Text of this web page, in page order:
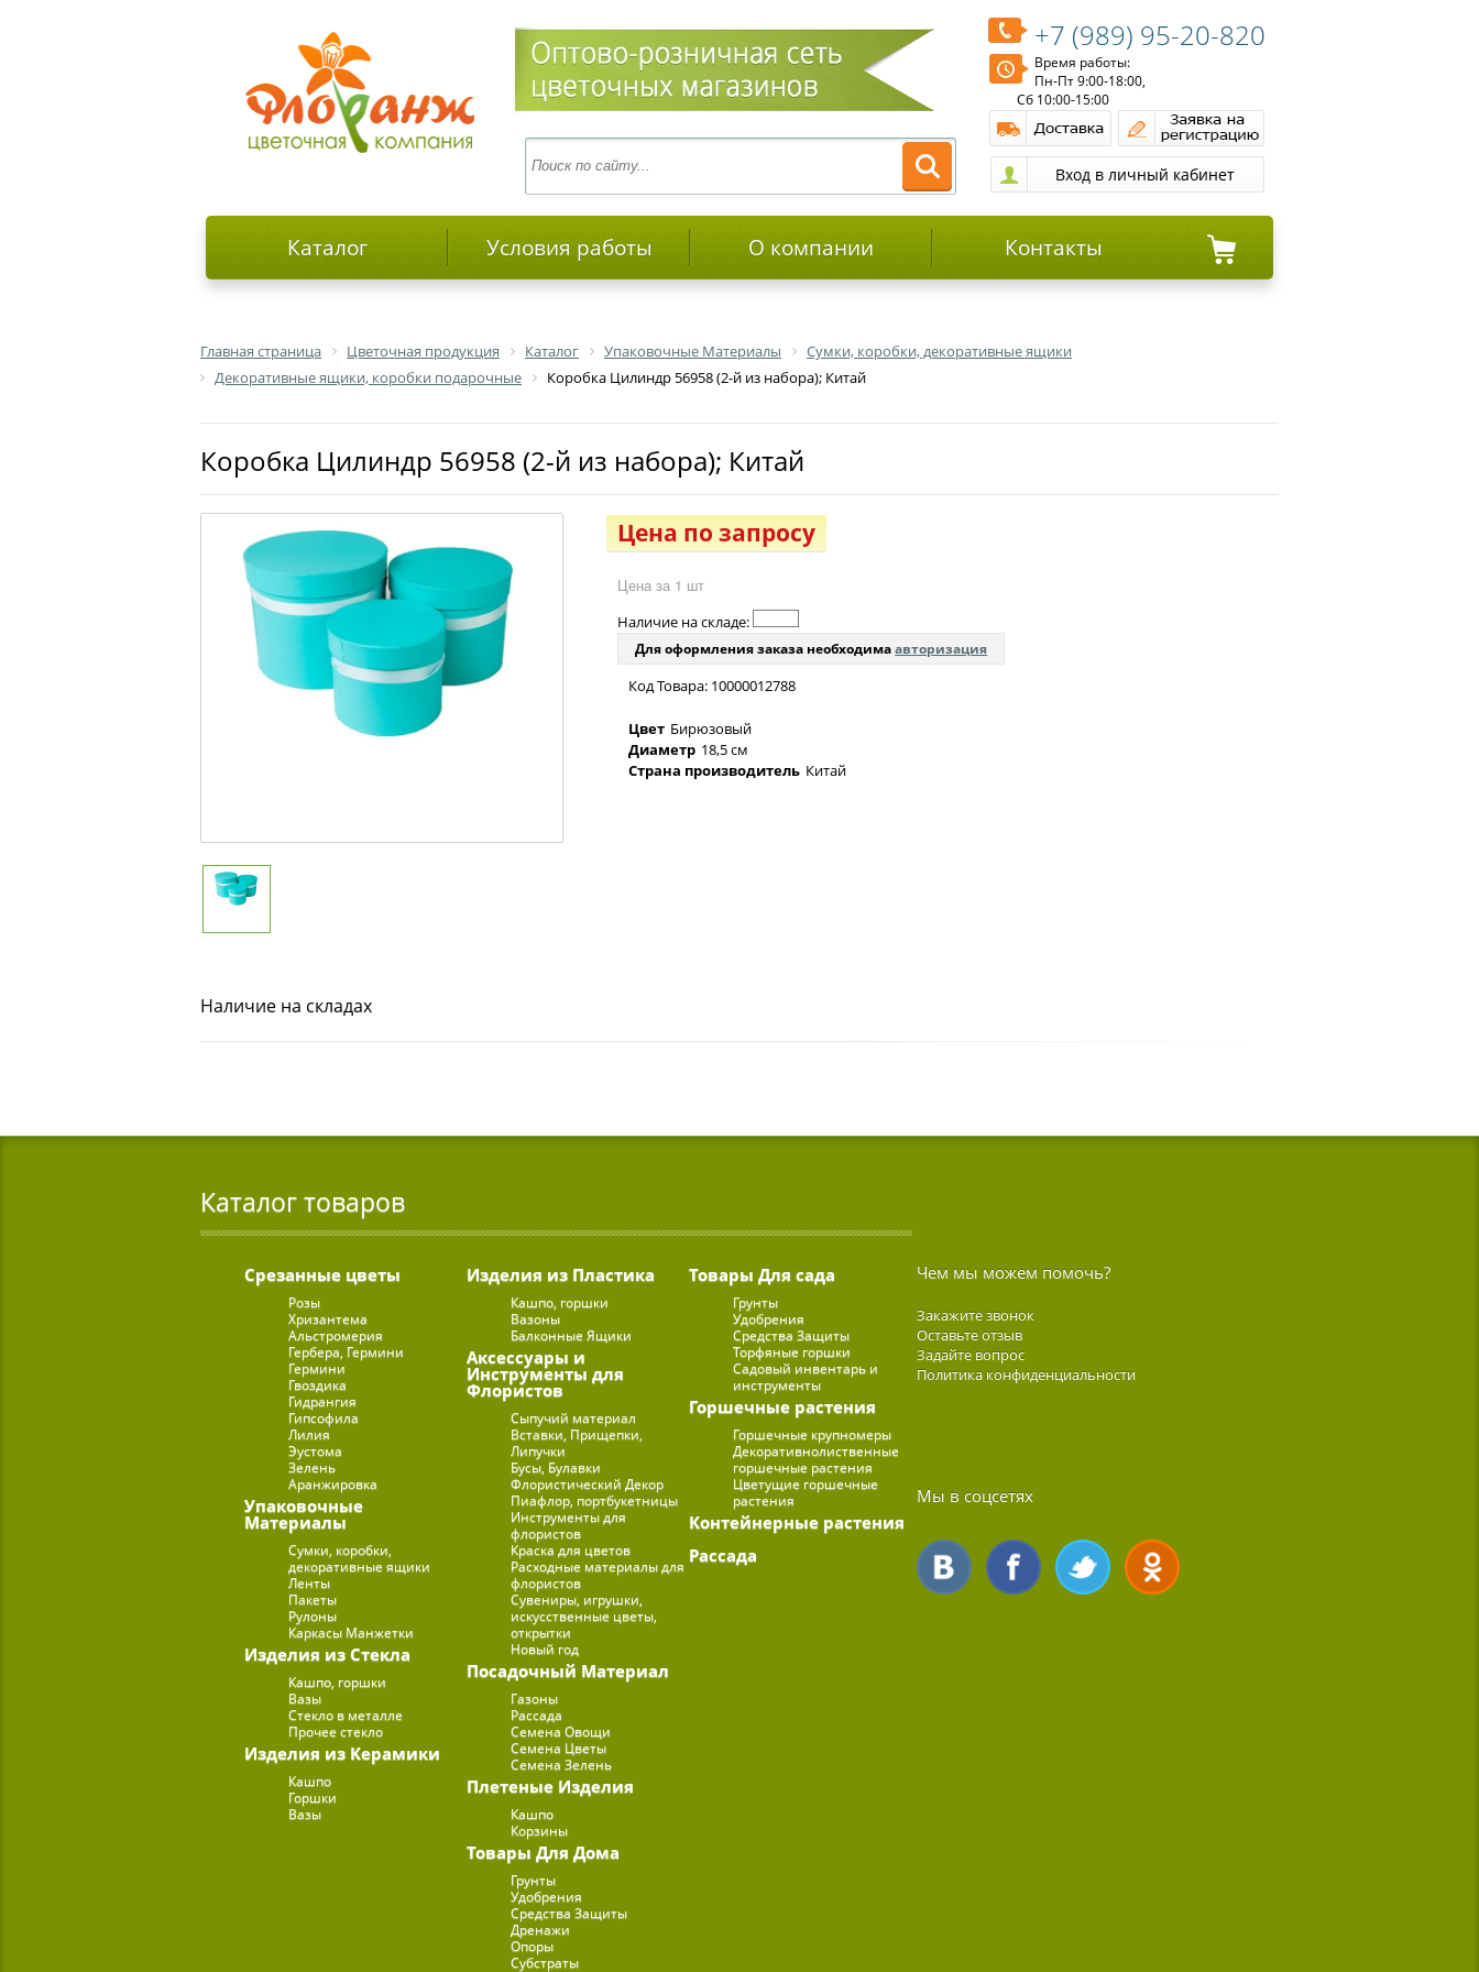
+7 (989) 95-20-820
Время работы:
Пн-Пт 9:00-18:00,
Сб 10:00-15:00
Каталог Условия работы О компании Контакты
Главная страница Цветочная продукция Каталог Упаковочные Материалы
Сумки, коробки, декоративные ящики
Декоративные ящики, коробки подарочные
Коробка Цилиндр 56958 (2-й из набора); Китай
Коробка Цилиндр 56958 (2-й из набора); Китай
Цена по запросу
Цена за 1 шт
Наличие на складе:
Для оформления заказа необходимаавторизация
Код Товара: 10000012788
Цвет Бирюзовый
Диаметр 18,5 см
Страна производитель Китай
Наличие на складах
Каталог товаров
Срезанные цветы
Розы
Хризантема
Альстромерия
Гербера, Гермини
Гермини
Гвоздика
Гидрангия
Гипсофила
Лилия
Эустома
Зелень
Аранжировка
Упаковочные
Материалы
Сумки, коробки,
декоративные ящики
Ленты
Пакеты
Рулоны
Каркасы Манжетки
Изделия из Стекла
Кашпо, горшки
Вазы
Стекло в металле
Прочее стекло
Изделия из Керамики
Кашпо
Горшки
Вазы
Изделия из Пластика
Кашпо, горшки
Вазоны
Балконные Ящики
Аксессуары и
Инструменты для
Флористов
Сыпучий материал
Вставки, Прищепки,
Липучки
Бусы, Булавки
Флористический Декор
Пиафлор, портбукетницы
Инструменты для
флористов
Краска для цветов
Расходные материалы для
флористов
Сувениры, игрушки,
искусственные цветы,
открытки
Новый год
Посадочный Материал
Газоны
Рассада
Семена Овощи
Семена Цветы
Семена Зелень
Плетеные Изделия
Кашпо
Корзины
Товары Для Дома
Грунты
Удобрения
Средства Защиты
Дренажи
Опоры
Субстраты
Товары Для сада
Грунты
Удобрения
Средства Защиты
Торфяные горшки
Садовый инвентарь и
инструменты
Горшечные растения
Горшечные крупномеры
Декоративнолиственные
горшечные растения
Цветущие горшечные
растения
Контейнерные растения
Рассада
Чем мы можем помочь?
Закажите звонок
Оставьте отзыв
Задайте вопрос
Политика конфиденциальности
Мы в соцсетях